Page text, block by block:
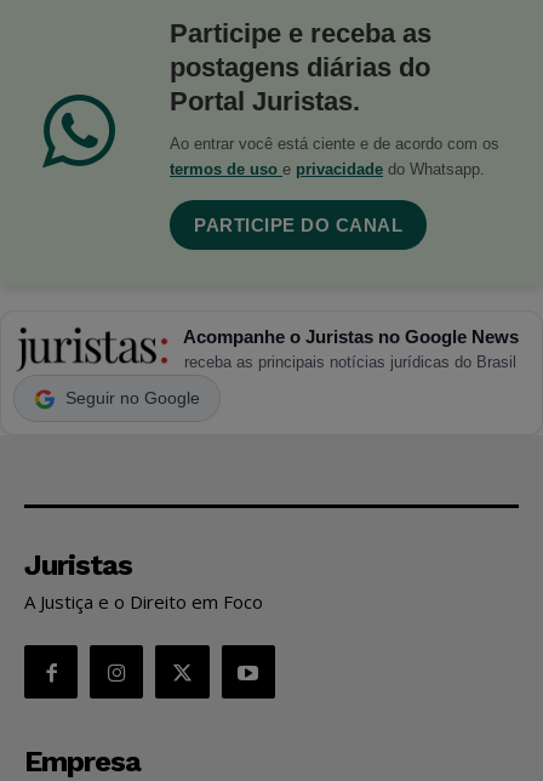
Participe e receba as
postagens diárias do
Portal Juristas.
Ao entrar você está ciente e de acordo com os
termos de uso e privacidade do Whatsapp.
PARTICIPE DO CANAL
Acompanhe o Juristas no Google News
receba as principais notícias jurídicas do Brasil
Seguir no Google
Juristas
A Justiça e o Direito em Foco
Empresa